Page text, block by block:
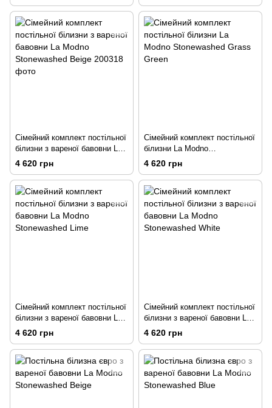
Сімейний комплект постільної
білизни з вареної бавовни La
Modno Stonewashed Beige
4 620 грн
Сімейний комплект постільної
білизни La Modno
Stonewashed Grass Green
4 620 грн
Сімейний комплект постільної
білизни з вареної бавовни La
Modno Stonewashed Lime
4 620 грн
Сімейний комплект постільної
білизни з вареної бавовни La
Modno Stonewashed White
4 620 грн